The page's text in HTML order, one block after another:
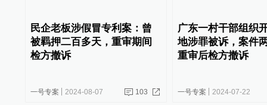
民企老板涉假冒专利案：曾
被羁押二百多天，重审期间
检方撤诉
一号专案 2024-08-07 103
广东一村干部组织
地涉罪被诉，案件
重审后检方撤诉
一号专案 2024-07-22